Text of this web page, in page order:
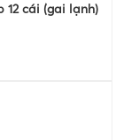
12 cái (gai lạnh)